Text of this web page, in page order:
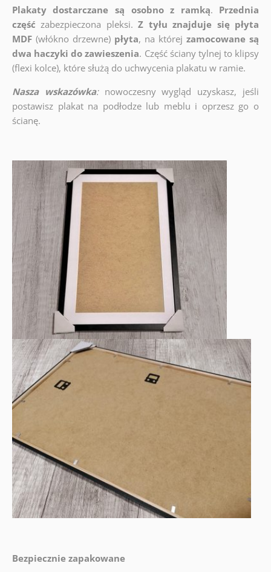
Plakaty dostarczane są osobno z ramką. Przednia
część zabezpieczona pleksi. Z tyłu znajduje się płyta
MDF (włókno drzewne) płyta, na której zamocowane są
dwa haczyki do zawieszenia. Część ściany tylnej to klipsy
(flexi kolce), które służą do uchwycenia plakatu w ramie.
Nasza wskazówka:nowoczesny wygląd uzyskasz, jeśli
postawisz plakat na podłodze lub meblu i oprzesz go o
ścianę.
Bezpiecznie zapakowane